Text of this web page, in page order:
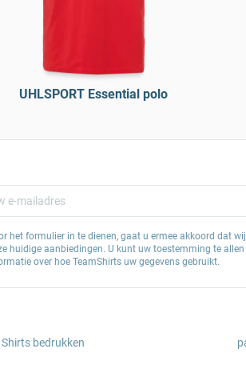
UHLSPORT Essential polo
het formulier in te dienen, gaat u ermee akkoord dat
huidige aanbiedingen. U kunt uw toestemming te
over hoe TeamShirts uw gegevens gebruikt.
Shirts bedrukken